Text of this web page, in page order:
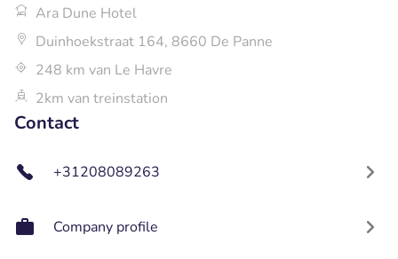
Ara Dune Hotel
Duinhoekstraat 164, 8660 De Panne
248 km van Le Havre
2km van treinstation
Contact
+31208089263
Company profile